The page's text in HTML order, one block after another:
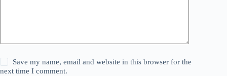
Save my name, email and website in this browser for the
next time I comment.